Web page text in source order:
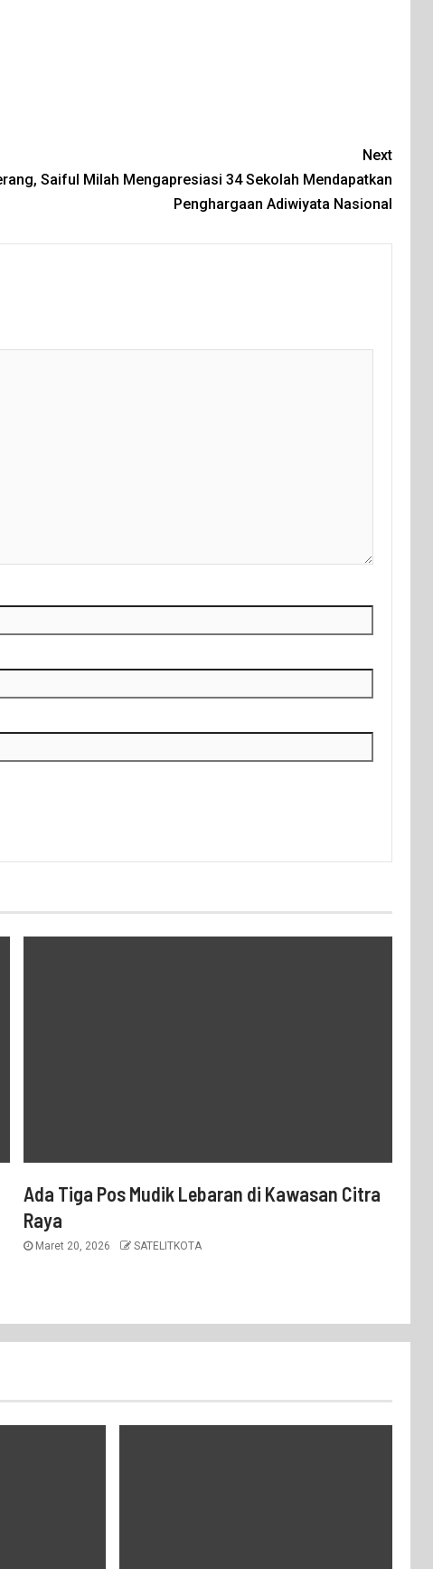
Next
Saiful Milah Mengapresiasi 34 Sekolah Mendapatkan
Penghargaan Adiwiyata Nasional
Ada Tiga Pos Mudik Lebaran di Kawasan Citra
Raya
Maret 20, 2026 SATELITKOTA